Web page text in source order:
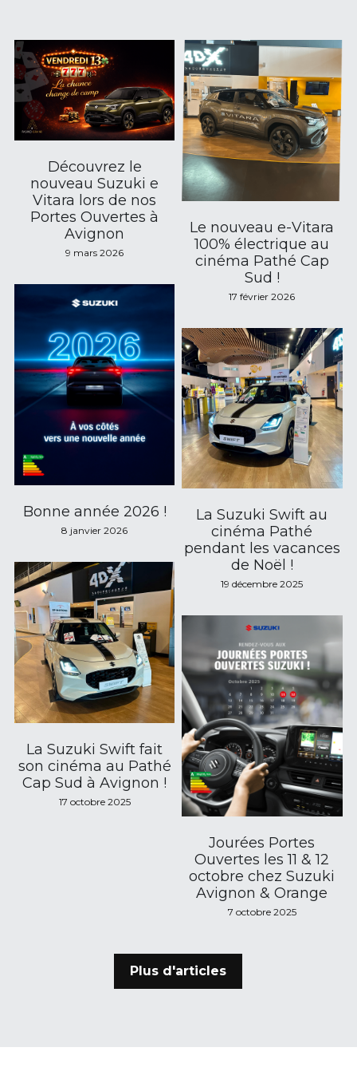
Découvrez le
nouveau Suzuki e
Vitara lors de nos
Portes Ouvertes à
Avignon
9 mars 2026
Bonne année 2026 !
8 janvier 2026
La Suzuki Swift fait
son cinéma au Pathé
Cap Sud à Avignon !
17 octobre 2025
Le nouveau e-Vitara
100% électrique au
cinéma Pathé Cap
Sud !
17 février 2026
La Suzuki Swift au
cinéma Pathé
pendant les vacances
de Noël !
19 décembre 2025
Jourées Portes
Ouvertes les 11 & 12
octobre chez Suzuki
Avignon & Orange
7 octobre 2025
Plus d'articles